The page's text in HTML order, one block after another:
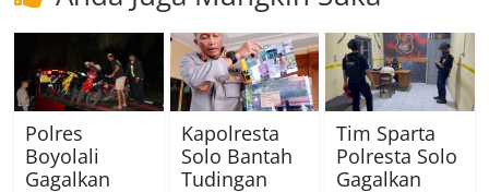
Polres
Boyolali
Gagalkan
Kapolresta
Solo Bantah
Tudingan
Tim Sparta
Polresta Solo
Gagalkan